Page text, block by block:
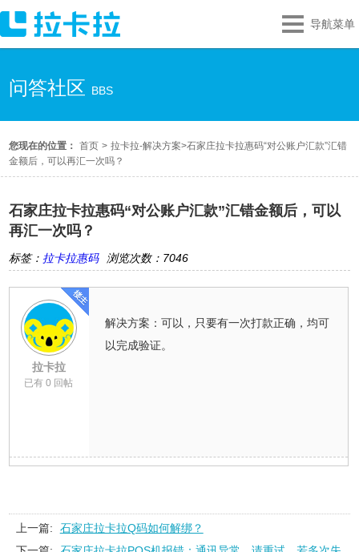
导航菜单
问答社区 BBS
您现在的位置： 首页 > 拉卡拉-解决方案>石家庄拉卡拉惠码“对公账户汇款”汇错
金额后，可以再汇一次吗？
石家庄拉卡拉惠码“对公账户汇款”汇错金额后，可以
再汇一次吗？
标签： 拉卡拉惠码 浏览次数：7046
拉卡拉
已有 0 回帖
解决方案：可以，只要有一次打款正确，均可
以完成验证。
上一篇:
石家庄拉卡拉Q码如何解绑？